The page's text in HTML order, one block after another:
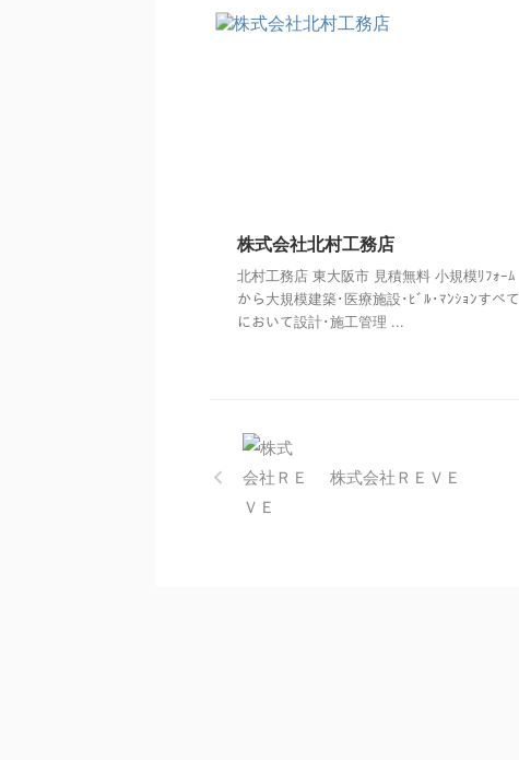
株式会社北村工務店
北村工務店 東大阪市 見積無料 小規模ﾘﾌｫｰﾑ
から大規模建築･医療施設･ﾋﾞﾙ･ﾏﾝｼｮﾝすべて
において設計･施工管理 ...
株式会社ＲＥＶＥ